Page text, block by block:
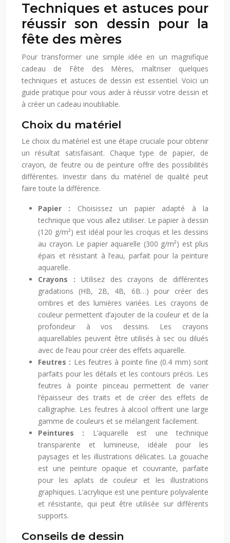
Techniques et astuces pour
réussir son dessin pour la
fête des mères
Pour transformer une simple idée en un magnifique
cadeau de Fête des Mères, maîtriser quelques
techniques et astuces de dessin est essentiel. Voici un
guide pratique pour vous aider à réussir votre dessin et
à créer un cadeau inoubliable.
Choix du matériel
Le choix du matériel est une étape cruciale pour obtenir
un résultat satisfaisant. Chaque type de papier, de
crayon, de feutre ou de peinture offre des possibilités
différentes. Investir dans du matériel de qualité peut
faire toute la différence.
Papier : Choisissez un papier adapté à la
technique que vous allez utiliser. Le papier à dessin
(120 g/m²) est idéal pour les croquis et les dessins
au crayon. Le papier aquarelle (300 g/m²) est plus
épais et résistant à l’eau, parfait pour la peinture
aquarelle.
Crayons : Utilisez des crayons de différentes
gradations (HB, 2B, 4B, 6B…) pour créer des
ombres et des lumières variées. Les crayons de
couleur permettent d’ajouter de la couleur et de la
profondeur à vos dessins. Les crayons
aquarellables peuvent être utilisés à sec ou dilués
avec de l’eau pour créer des effets aquarelle.
Feutres : Les feutres à pointe fine (0.4 mm) sont
parfaits pour les détails et les contours précis. Les
feutres à pointe pinceau permettent de varier
l’épaisseur des traits et de créer des effets de
calligraphie. Les feutres à alcool offrent une large
gamme de couleurs et se mélangent facilement.
Peintures : L’aquarelle est une technique
transparente et lumineuse, idéale pour les
paysages et les illustrations délicates. La gouache
est une peinture opaque et couvrante, parfaite
pour les aplats de couleur et les illustrations
graphiques. L’acrylique est une peinture polyvalente
et résistante, qui peut être utilisée sur différents
supports.
Conseils de dessin